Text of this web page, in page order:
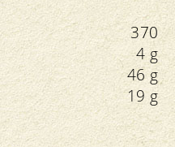
370
4 g
46 g
19 g